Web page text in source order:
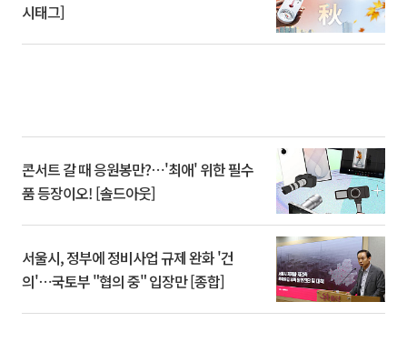
시태그]
콘서트 갈 때 응원봉만?⋯'최애' 위한 필수
품 등장이오! [솔드아웃]
서울시, 정부에 정비사업 규제 완화 '건
의'⋯국토부 "협의 중" 입장만 [종합]